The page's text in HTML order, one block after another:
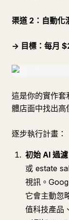
渠道 2：自動化
-> 目標：每月
這是你的實作套
體店面中找出高
逐步執行計畫：
初始 AI 過濾
或 estate
視訊。
它會主動忽
值科技產品